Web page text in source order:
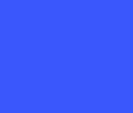
.결제(PAYG) 항목
크레딧은 12월 20
항상 먼저 사용됩
않았다면 환불을
인 활동이 확인될